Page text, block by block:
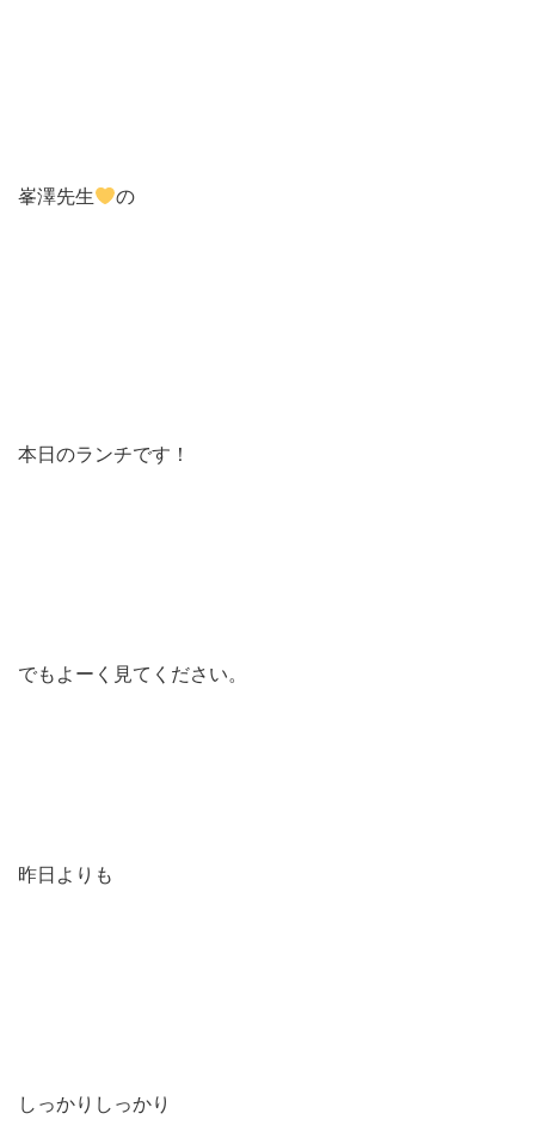
峯澤先生 の
本日のランチです！
でもよーく見てください。
昨日よりも
しっかりしっかり